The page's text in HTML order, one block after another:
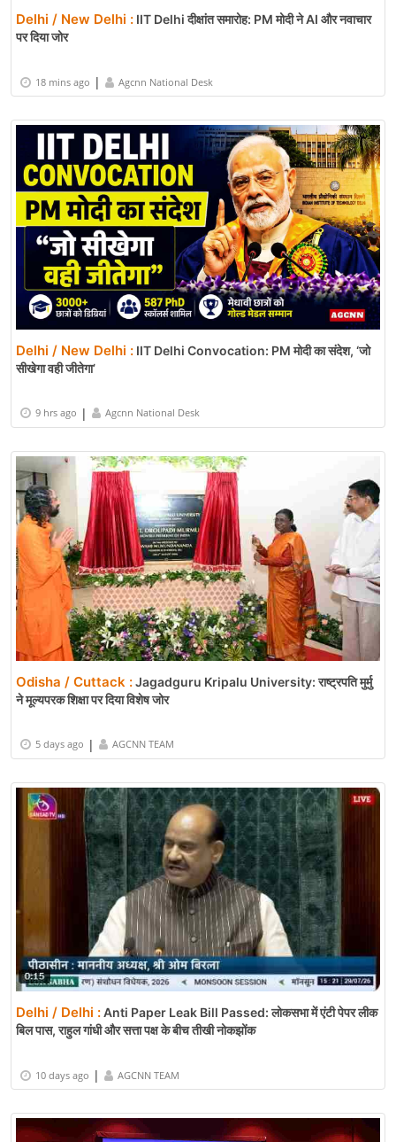
Delhi / New Delhi : IIT Delhi दीक्षांत समारोह: PM मोदी ने AI और नवाचार
पर दिया जोर
18 mins ago | Agcnn National Desk
Delhi / New Delhi : IIT Delhi Convocation: PM मोदी का संदेश, ‘जो
सीखेगा वही जीतेगा’
9 hrs ago | Agcnn National Desk
Odisha / Cuttack :Jagadguru Kripalu University: राष्ट्रपति मुर्मु
ने मूल्यपरक शिक्षा पर दिया विशेष जोर
5 days ago | AGCNN TEAM
Delhi / Delhi :Anti Paper Leak Bill Passed: लोकसभा में एंटी पेपर लीक
बिल पास, राहुल गांधी और सत्ता पक्ष के बीच तीखी नोकझोंक
10 days ago | AGCNN TEAM